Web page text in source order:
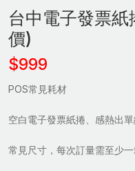
台中電子發票
價)
$999
POS常見耗材
空白電子發票紙捲、感熱出
常見尺寸，每次訂量需至少